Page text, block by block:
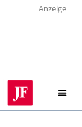
Anzeige